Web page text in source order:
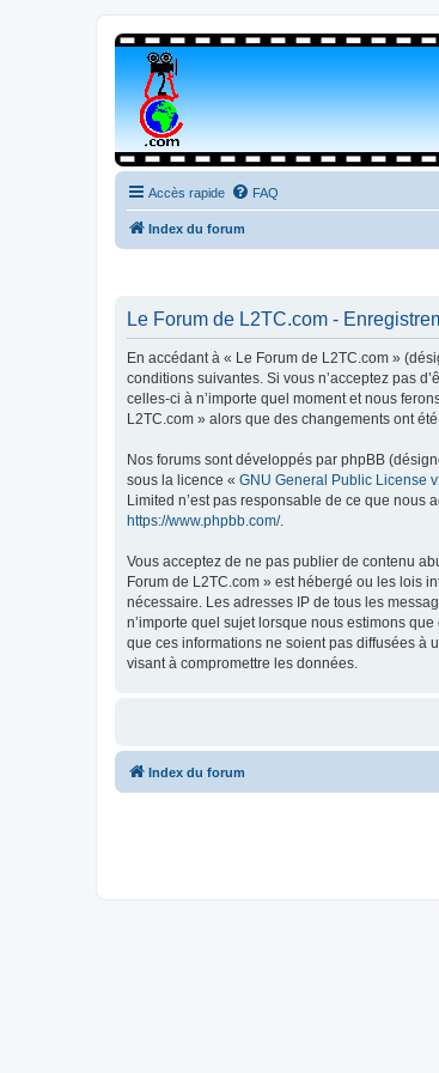
Accès rapide FAQ
Index du forum
Le Forum de L2TC.com -
En accédant à « Le Forum de L2TC.com »
conditions suivantes. Si vous n’acceptez pas
celles-ci à n’importe quel moment et nous
L2TC.com » alors que des changements ont
Nos forums sont développés par phpBB
sous la licence « GNU General Public License
Limited n’est pas responsable de ce que nous
https://www.phpbb.com/.
Vous acceptez de ne pas publier de contenu
Forum de L2TC.com » est hébergé ou les lois
nécessaire. Les adresses IP de tous les
n’importe quel sujet lorsque nous estimons
que ces informations ne soient pas diffusées à
visant à compromettre les données.
Index du forum